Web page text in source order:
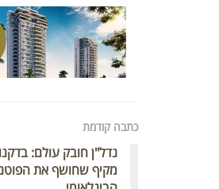
כתבה קודמת
נדל"ן חובק עולם:
מקיף שחושף את